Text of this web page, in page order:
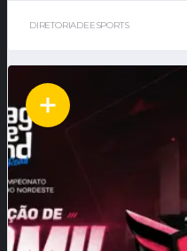
DIRETORIADEESPORTS